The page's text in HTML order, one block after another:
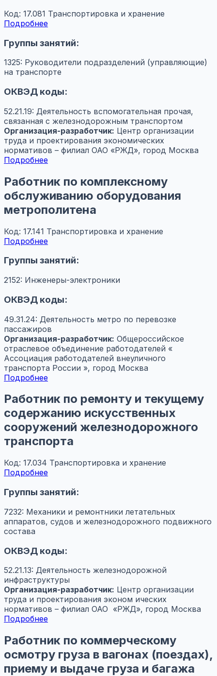
Код: 17.081 Транспортировка и хранение
Подробнее
Группы занятий:
1325: Руководители подразделений (управляющие)
на транспорте
ОКВЭД коды:
52.21.19: Деятельность вспомогательная прочая,
связанная с железнодорожным транспортом
Организация-разработчик: Центр организации
труда и проектирования экономических
нормативов – филиал ОАО «РЖД», город Москва
Подробнее
Работник по комплексному
обслуживанию оборудования
метрополитена
Код: 17.141 Транспортировка и хранение
Подробнее
Группы занятий:
2152: Инженеры-электроники
ОКВЭД коды:
49.31.24: Деятельность метро по перевозке
пассажиров
Организация-разработчик: Общероссийское
отраслевое объединение работодателей «
Ассоциация работодателей внеуличного
транспорта России », город Москва
Подробнее
Работник по ремонту и текущему
содержанию искусственных
сооружений железнодорожного
транспорта
Код: 17.034 Транспортировка и хранение
Подробнее
Группы занятий:
7232: Механики и ремонтники летательных
аппаратов, судов и железнодорожного подвижного
состава
ОКВЭД коды:
52.21.13: Деятельность железнодорожной
инфраструктуры
Организация-разработчик: Центр организации
труда и проектирования эконом ических
нормативов – филиал ОАО «РЖД», город Москва
Подробнее
Работник по коммерческому
осмотру груза в вагонах (поездах),
приему и выдаче груза и багажа